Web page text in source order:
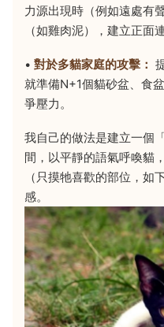
力源出現時（例如遠處有
（如雞肉泥），建立正面連
• 對於多貓家庭的攻擊：
就準備N+1個貓砂盆、食
爭壓力。
我自己的做法是建立一個
間，以平靜的語氣呼喚貓
（只摸牠喜歡的部位，如
感。